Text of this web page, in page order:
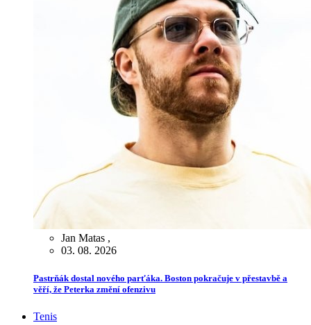
Jan Matas ,
03. 08. 2026
Pastrňák dostal nového parťáka. Boston pokračuje v přestavbě a
věří, že Peterka změní ofenzivu
Tenis